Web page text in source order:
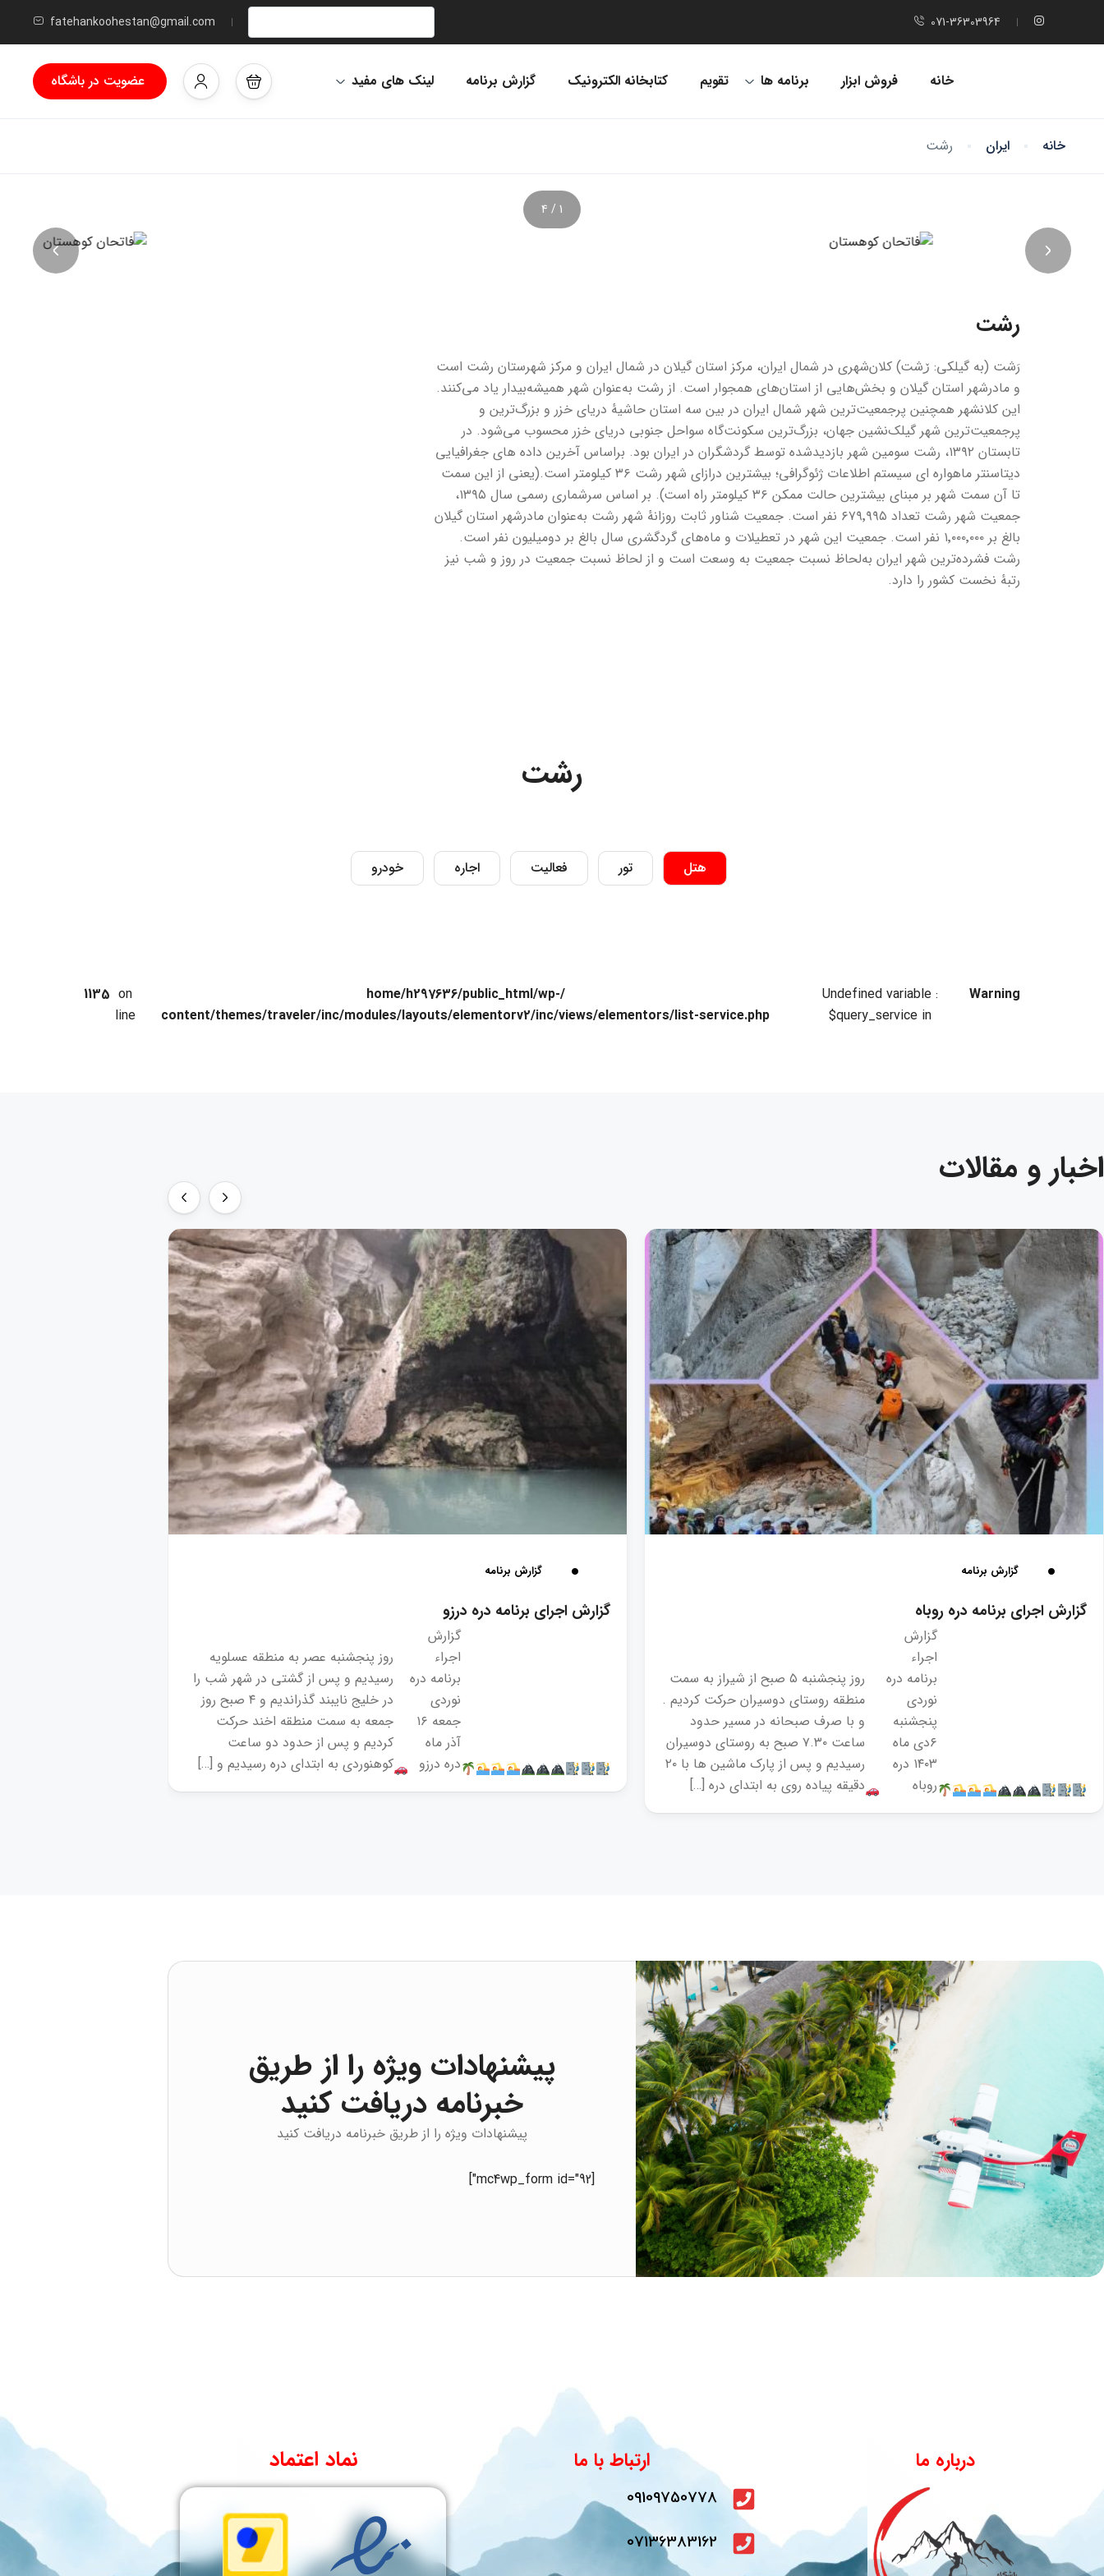
071-36303964
fatehankoohestan@gmail.com
خانه فروش ابزار برنامه ها تقویم کتابخانه الکترونیک گزارش برنامه لینک های مفید عضویت در باشگاه
خانه ایران رشت
1 / 4
رشت
رَشت (به گیلکی: رٚشت) کلان‌شهری در شمال ایران، مرکز استان گیلان در شمال ایران و مرکز شهرستان رشت است
و مادرشهر استان گیلان و بخش‌هایی از استان‌های همجوار است. از رشت به‌عنوان شهر همیشه‌بیدار یاد می‌کنند.
این کلانشهر همچنین پرجمعیت‌ترین شهر شمال ایران در بین سه استان حاشیهٔ دریای خزر و بزرگ‌ترین و
پرجمعیت‌ترین شهر گیلک‌نشین جهان، بزرگ‌ترین سکونت‌گاه سواحل جنوبی دریای خزر محسوب می‌شود. در
تابستان ۱۳۹۲، رشت سومین شهر بازدیدشده توسط گردشگران در ایران بود. براساس آخرین داده های جغرافیایی
دیتاسنتر ماهواره ای سیستم اطلاعات ژئوگرافی؛ بیشترین درازای شهر رشت ۳۶ کیلومتر است.(یعنی از این سمت
تا آن سمت شهر بر مبنای بیشترین حالت ممکن ۳۶ کیلومتر راه است). بر اساس سرشماری رسمی سال ۱۳۹۵،
جمعیت شهر رشت تعداد ۶۷۹٬۹۹۵ نفر است. جمعیت شناور ثابت روزانهٔ شهر رشت به‌عنوان مادرشهر استان گیلان
بالغ بر ۱٬۰۰۰٬۰۰۰ نفر است. جمعیت این شهر در تعطیلات و ماه‌های گردگشری سال بالغ بر دومیلیون نفر است.
رشت فشرده‌ترین شهر ایران به‌لحاظ نسبت جمعیت به وسعت است و از لحاظ نسبت جمعیت در روز و شب نیز
رتبهٔ نخست کشور را دارد.
رشت
هتل تور فعالیت اجاره خودرو
Warning
: Undefined variable
$query_service in
/home/h297636/public_html/wp-
content/themes/traveler/inc/modules/layouts/elementorv2/inc/views/elementors/list-service.php
on
line
1135
اخبار و مقالات
گزارش برنامه
گزارش اجرای برنامه دره روباه
گزارش
اجراء
برنامه دره
نوردی
پنجشنبه
۶دی ماه
۱۴۰۳ دره
روباه
روز پنجشنبه ۵ صبح از شیراز به سمت
منطقه روستای دوسیران حرکت کردیم .
و با صرف صبحانه در مسیر حدود
ساعت ۷.۳۰ صبح به روستای دوسیران
رسیدیم و پس از پارک ماشین ها با ۲۰
دقیقه پیاده روی به ابتدای دره […]
گزارش برنامه
گزارش اجرای برنامه دره درزو
گزارش
اجراء
برنامه دره
نوردی
جمعه ۱۶
آذر ماه
دره درزو
روز پنجشنبه عصر به منطقه عسلویه
رسیدیم و پس از گشتی در شهر شب را
در خلیج نایبند گذراندیم و ۴ صبح روز
جمعه به سمت منطقه اخند حرکت
کردیم و پس از حدود دو ساعت
کوهنوردی به ابتدای دره رسیدیم و […]
پیشنهادات ویژه را از طریق
خبرنامه دریافت کنید
پیشنهادات ویژه را از طریق خبرنامه دریافت کنید
[mc4wp_form id="92"]
درباره ما ارتباط با ما
09109750778
07136383162
نماد اعتماد